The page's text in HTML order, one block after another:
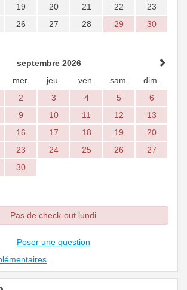
19 20 21 22
23
26 27 28 29
30
septembre 2026
mer. jeu. ven. sam.
dim.
2 3 4 5
6
9 10 11 12
13
16 17 18 19
20
23 24 25 26
27
30
Pas de check-out lundi
Poser une question